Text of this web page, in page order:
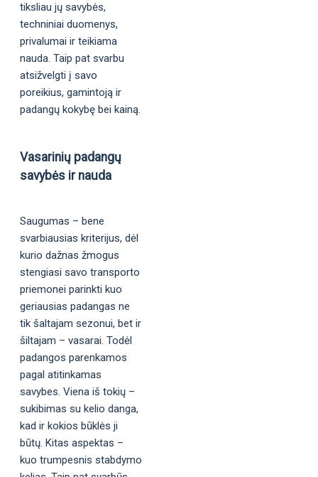
tiksliau jų savybės,
techniniai duomenys,
privalumai ir teikiama
nauda. Taip pat svarbu
atsižvelgti į savo
poreikius, gamintoją ir
padangų kokybę bei kainą.
Vasarinių padangų
savybės ir nauda
Saugumas – bene
svarbiausias kriterijus, dėl
kurio dažnas žmogus
stengiasi savo transporto
priemonei parinkti kuo
geriausias padangas ne
tik šaltajam sezonui, bet ir
šiltajam – vasarai. Todėl
padangos parenkamos
pagal atitinkamas
savybes. Viena iš tokių –
sukibimas su kelio danga,
kad ir kokios būklės ji
būtų. Kitas aspektas –
kuo trumpesnis stabdymo